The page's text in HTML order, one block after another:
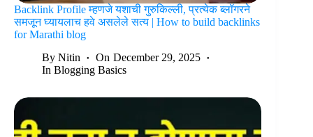
Backlink Profile म्हणजे यशाची गुरुकिल्ली, प्रत्येक ब्लॉगरने
समजून घ्यायलाच हवे असलेले सत्य | How to build backlinks
for Marathi blog
By Nitin On December 29, 2025
In Blogging Basics